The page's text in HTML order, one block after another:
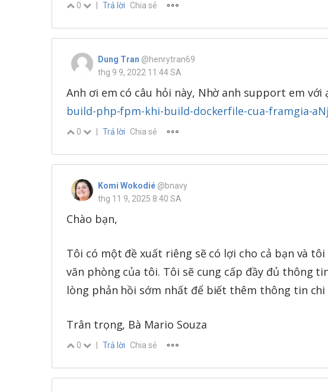
0 | Trả lời Chia sẻ
Dung Tran @henrytran69
thg 9 9, 2022 11:44 SA
Anh ơi em có câu hỏi này, Nhờ anh support em với
build-php-fpm-khi-build-dockerfile-cua-framgia-
0 | Trả lời Chia sẻ
Komi Wokodié @bnavy
thg 11 9, 2025 8:40 SA
Chào bạn,
Tôi có một đề xuất riêng sẽ có lợi cho cả bạn và
văn phòng của tôi. Tôi sẽ cung cấp đầy đủ thông
lòng phản hồi sớm nhất để biết thêm thông tin
Trân trọng, Bà Mario Souza
0 | Trả lời Chia sẻ